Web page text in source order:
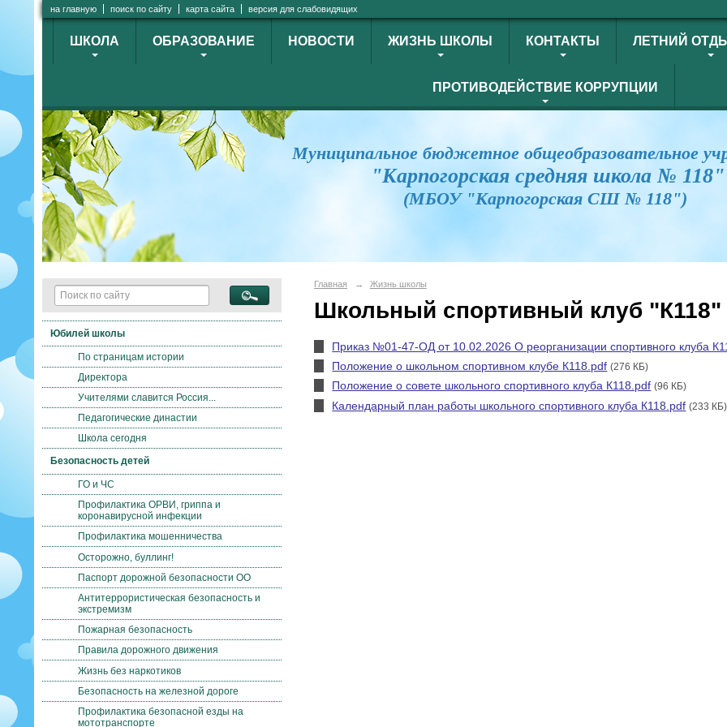
на главную поиск по сайту карта сайта версия для слабовидящих
ШКОЛА ОБРАЗОВАНИЕ НОВОСТИ ЖИЗНЬ ШКОЛЫ КОНТАКТЫ ЛЕТНИЙ
ПРОТИВОДЕЙСТВИЕ КОРРУПЦИИ
Муниципальное бюджетное общеобразовательное
"Карпогорская средняя школа № 118"
(МБОУ "Карпогорская СШ № 118")
Юбилей школы
По страницам истории
Директора
Учителями славится Россия...
Педагогические династии
Школа сегодня
Безопасность детей
ГО и ЧС
Профилактика ОРВИ, гриппа и
коронавирусной инфекции
Профилактика мошенничества
Осторожно, буллинг!
Паспорт дорожной безопасности ОО
Антитеррористическая безопасность и
экстремизм
Пожарная безопасность
Правила дорожного движения
Жизнь без наркотиков
Безопасность на железной дороге
Профилактика безопасной езды на
мототранспорте
Главная → Жизнь школы
Школьный спортивный клуб "К118"
Приказ №01-47-ОД от 10.02.2026 О реорганизации спортивного клуба
Положение о школьном спортивном клубе К118.pdf (276 КБ)
Положение о совете школьного спортивного клуба К118.pdf (96 КБ)
Календарный план работы школьного спортивного клуба К118.pdf (233 КБ)